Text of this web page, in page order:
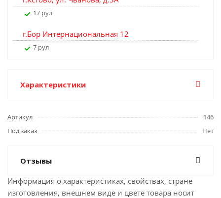
17 рул
г.Бор Интернациональная 12
7 рул
Характеристики
Артикул
146
Под заказ
Нет
Отзывы
Информация о характеристиках, свойствах, стране
изготовления, внешнем виде и цвете товара носит